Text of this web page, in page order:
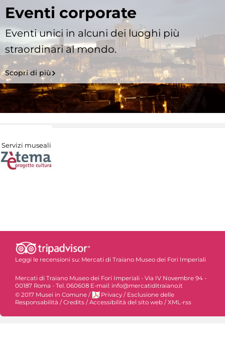
Eventi corporate
Eventi unici in alcuni dei luoghi più
straordinari al mondo.
Scopri di più
Servizi museali
Leggi le recensioni su: Mercati di Traiano Museo dei Fori Imperiali
Mercati di Traiano Museo dei Fori Imperiali - Via IV Novembre 94 -
00187 Roma - Tel. 060608 E-mail: info@mercatiditraiano.it
© 2017 Musei in Comune / Privacy / Esclusione delle
Responsabilità / Credits / Accessibilità del sito web / XML-rss